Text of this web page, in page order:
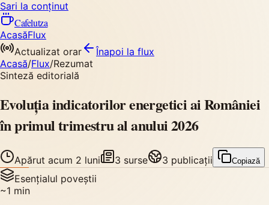
Sari la conținut
Cafelutza
AcasăFlux
Actualizat orar
Înapoi la flux
Acasă/Flux/Rezumat
Sinteză editorială
Evoluția indicatorilor energetici ai României
în primul trimestru al anului 2026
Apărut acum 2 luni 3 surse 3 publicații Copiază
Esențialul poveștii
~1 min